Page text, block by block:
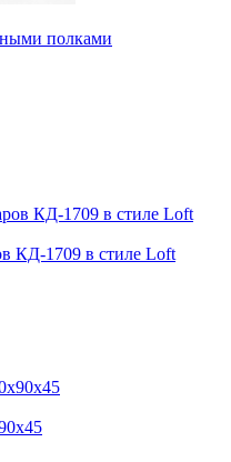
полками
КД-1709 в стиле Loft